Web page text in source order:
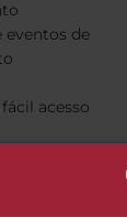
eventos de
acesso